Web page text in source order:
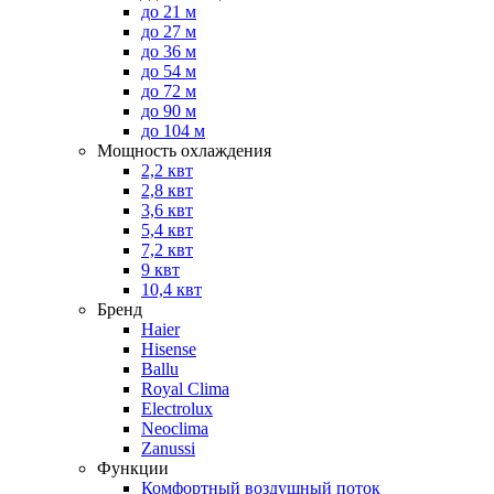
до 21 м
до 27 м
до 36 м
до 54 м
до 72 м
до 90 м
до 104 м
Мощность охлаждения
2,2 квт
2,8 квт
3,6 квт
5,4 квт
7,2 квт
9 квт
10,4 квт
Бренд
Haier
Hisense
Ballu
Royal Clima
Electrolux
Neoclima
Zanussi
Функции
Комфортный воздушный поток